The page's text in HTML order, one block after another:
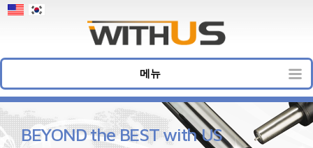
메뉴
BEYOND the BEST with US